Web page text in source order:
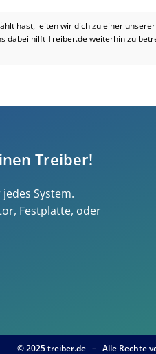
hast, leiten wir dich zu einer
dabei hilft Treiber.de weiterhin zu
Treiber!
System.
Festplatte, oder
© 2025 treiber.de – Alle Rechte